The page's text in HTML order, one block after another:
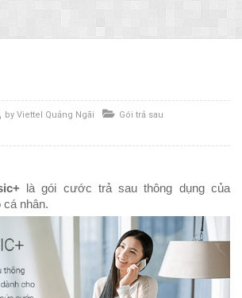
by Viettel Quảng Ngãi
Gói trả sau
là gói cước trả sau thông dụng của
cá nhân.